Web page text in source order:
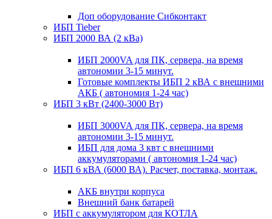
Доп оборудование Сибконтакт
ИБП Tieber
ИБП 2000 ВА (2 кВа)
ИБП 2000VA для ПК, сервера, на время
автономии 3-15 минут.
Готовые комплекты ИБП 2 кВА с внешними
АКБ ( автономия 1-24 час)
ИБП 3 кВт (2400-3000 Вт)
ИБП 3000VA для ПК, сервера, на время
автономии 3-15 минут.
ИБП для дома 3 квт с внешними
аккумуляторами ( автономия 1-24 час)
ИБП 6 кВА (6000 ВА). Расчет, поставка, монтаж.
АКБ внутри корпуса
Внешний банк батарей
ИБП с аккумулятором для КОТЛА